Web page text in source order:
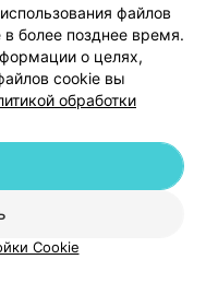
файлов
в более позднее время.
о целях,
cookie вы
обработки
Cookie